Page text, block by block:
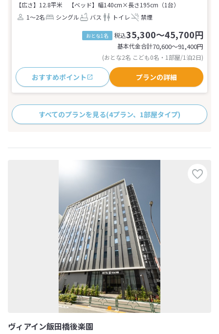
【広さ】12.8平米
【ベッド】幅140cm×長さ195cm（1台）
1～2名
シングル バス トイレ 禁煙
おとな1名 税込35,300～45,700円
基本代金合計70,600〜91,400円
(おとな2名 こども0名・1部屋/1泊2日)
おすすめポイント プランの詳細
すべてのプランを見る(4プラン、1部屋タイプ)
ヴィアイン飯田橋後楽園